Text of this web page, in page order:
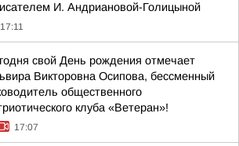
И. Андриановой-Голицыной
17:11
свой День рождения отмечает
Викторовна Осипова, бессменный
общественного
клуба «Ветеран»!
17:07